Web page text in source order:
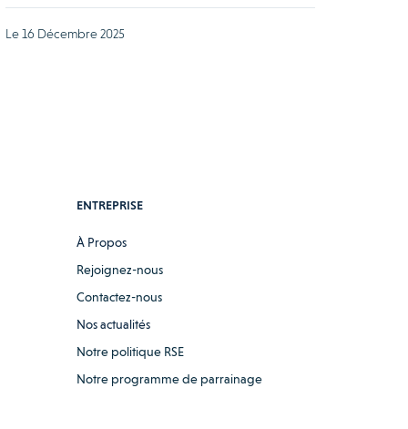
Le 16 Décembre 2025
ENTREPRISE
À Propos
Rejoignez-nous
Contactez-nous
Nos actualités
Notre politique RSE
Notre programme de parrainage